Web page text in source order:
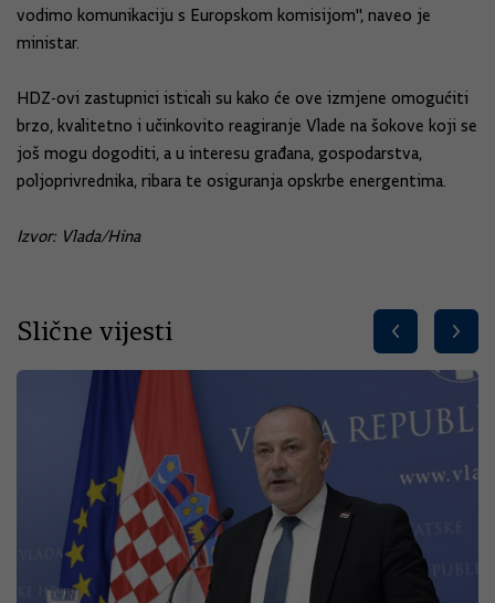
vodimo komunikaciju s Europskom komisijom", naveo je
ministar.
HDZ-ovi zastupnici isticali su kako će ove izmjene omogućiti
brzo, kvalitetno i učinkovito reagiranje Vlade na šokove koji se
još mogu dogoditi, a u interesu građana, gospodarstva,
poljoprivrednika, ribara te osiguranja opskrbe energentima.
Izvor: Vlada/Hina
Slične vijesti